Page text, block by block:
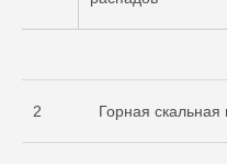
2 Горная скальная